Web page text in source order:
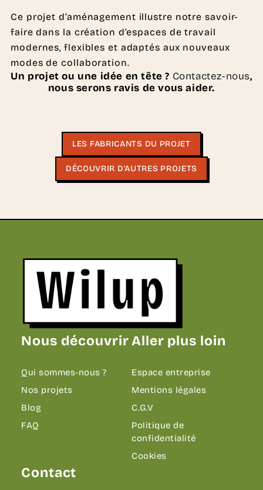
Ce projet d’aménagement illustre notre savoir-
faire dans la création d’espaces de travail
modernes, flexibles et adaptés aux nouveaux
modes de collaboration.
Un projet ou une idée en tête ? Contactez-nous,
nous serons ravis de vous aider.
LES FABRICANTS DU PROJET
DÉCOUVRIR D'AUTRES PROJETS
Revenir sur la page d'accueil
Nous découvrir
Qui sommes-nous ?
Nos projets
Blog
FAQ
Aller plus loin
Espace entreprise
Mentions légales
C.G.V
Politique de
confidentialité
Cookies
Contact